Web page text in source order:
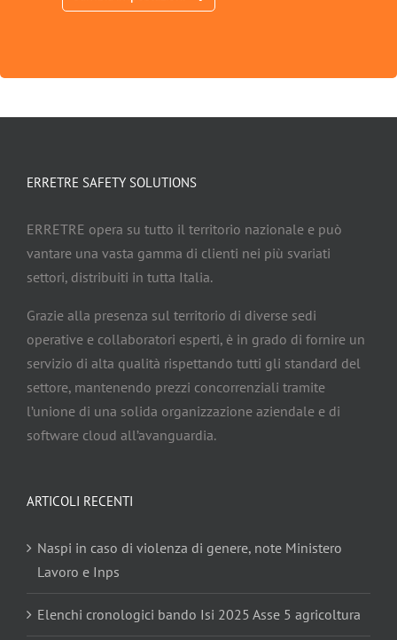
ERRETRE SAFETY SOLUTIONS
ERRETRE opera su tutto il territorio nazionale e può
vantare una vasta gamma di clienti nei più svariati
settori, distribuiti in tutta Italia.
Grazie alla presenza sul territorio di diverse sedi
operative e collaboratori esperti, è in grado di fornire un
servizio di alta qualità rispettando tutti gli standard del
settore, mantenendo prezzi concorrenziali tramite
l’unione di una solida organizzazione aziendale e di
software cloud all’avanguardia.
ARTICOLI RECENTI
Naspi in caso di violenza di genere, note Ministero
Lavoro e Inps
Elenchi cronologici bando Isi 2025 Asse 5 agricoltura